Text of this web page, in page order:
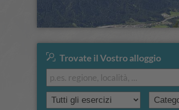
Trovate il Vostro alloggio